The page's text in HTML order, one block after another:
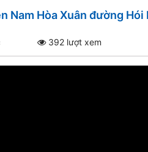
Nam Hòa Xuân đường
392 lượt xem